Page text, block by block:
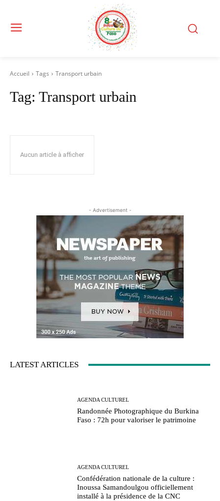
Accueil Tags Transport urbain
Tag: Transport urbain
Aucun article à afficher
- Advertisement -
LATEST ARTICLES
AGENDA CULTUREL
Randonnée Photographique du Burkina
Faso : 72h pour valoriser le patrimoine
AGENDA CULTUREL
Confédération nationale de la culture :
Inoussa Samandoulgou officiellement
installé à la présidence de la CNC